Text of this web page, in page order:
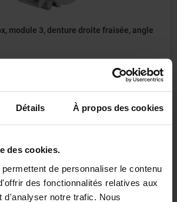
Détails À propos des cookies
des cookies.
de personnaliser le contenu
des fonctionnalités relatives aux
d'analyser notre trafic. Nous
module 3, denture droite fraisée, angle